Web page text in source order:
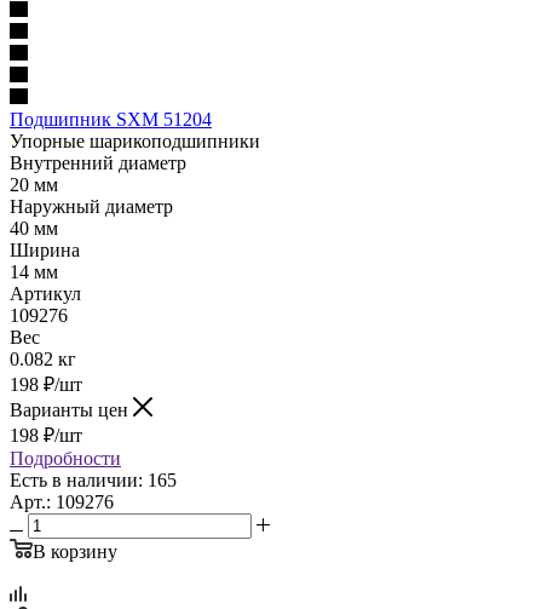
Подшипник SXM 51204
Упорные шарикоподшипники
Внутренний диаметр
20 мм
Наружный диаметр
40 мм
Ширина
14 мм
Артикул
109276
Вес
0.082 кг
198 ₽/шт
Варианты цен
198 ₽/шт
Подробности
Есть в наличии: 165
Арт.: 109276
В корзину